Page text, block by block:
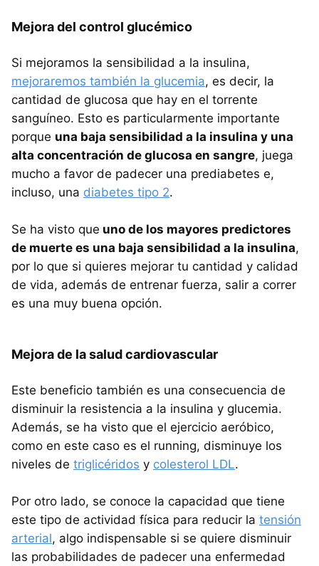
Mejora del control glucémico
Si mejoramos la sensibilidad a la insulina,
mejoraremos también la glucemia, es decir, la
cantidad de glucosa que hay en el torrente
sanguíneo. Esto es particularmente importante
porque una baja sensibilidad a la insulina y una
alta concentración de glucosa en sangre, juega
mucho a favor de padecer una prediabetes e,
incluso, una diabetes tipo 2.
Se ha visto que uno de los mayores predictores
de muerte es una baja sensibilidad a la insulina,
por lo que si quieres mejorar tu cantidad y calidad
de vida, además de entrenar fuerza, salir a correr
es una muy buena opción.
Mejora de la salud cardiovascular
Este beneficio también es una consecuencia de
disminuir la resistencia a la insulina y glucemia.
Además, se ha visto que el ejercicio aeróbico,
como en este caso es el running, disminuye los
niveles de triglicéridos y colesterol LDL.
Por otro lado, se conoce la capacidad que tiene
este tipo de actividad física para reducir la tensión
arterial, algo indispensable si se quiere disminuir
las probabilidades de padecer una enfermedad